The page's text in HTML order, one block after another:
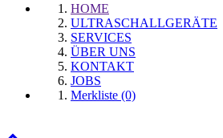
HOME
ULTRASCHALLGERÄTE
SERVICES
ÜBER UNS
KONTAKT
JOBS
Merkliste (0)